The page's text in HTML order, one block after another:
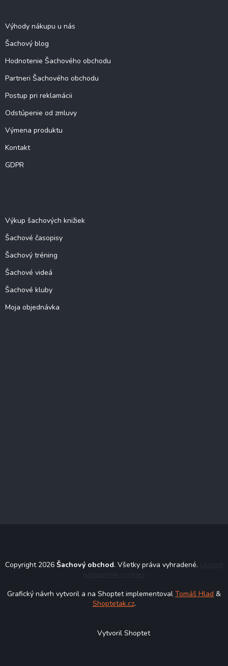
Výhody nákupu u nás
Šachový blog
Hodnotenie Šachového obchodu
Partneri Šachového obchodu
Postup pri reklamácii
Odstúpenie od zmluvy
Výmena produktu
Kontakt
GDPR
Výkup šachových knižiek
Šachové časopisy
Šachový tréning
Šachové videá
Šachové kluby
Moja objednávka
Copyright 2026 Šachový obchod. Všetky práva vyhradené.
Grafický návrh vytvoril a na Shoptet implementoval Tomáš Hlad &
Shoptetak.cz.
Vytvoril Shoptet